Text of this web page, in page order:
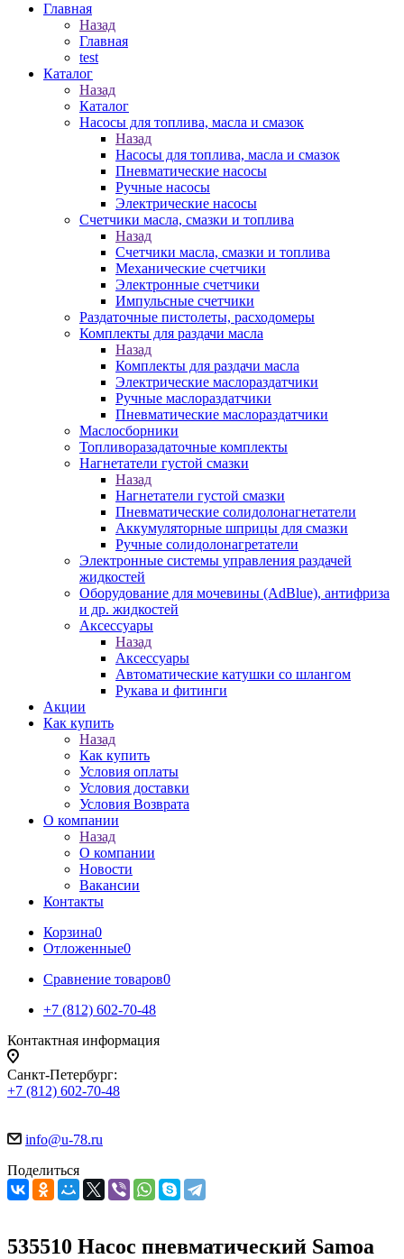
Главная
Назад
Главная
test
Каталог
Назад
Каталог
Насосы для топлива, масла и смазок
Назад
Насосы для топлива, масла и смазок
Пневматические насосы
Ручные насосы
Электрические насосы
Счетчики масла, смазки и топлива
Назад
Счетчики масла, смазки и топлива
Механические счетчики
Электронные счетчики
Импульсные счетчики
Раздаточные пистолеты, расходомеры
Комплекты для раздачи масла
Назад
Комплекты для раздачи масла
Электрические маслораздатчики
Ручные маслораздатчики
Пневматические маслораздатчики
Маслосборники
Топливоразадаточные комплекты
Нагнетатели густой смазки
Назад
Нагнетатели густой смазки
Пневматические солидолонагнетатели
Аккумуляторные шприцы для смазки
Ручные солидолонагретатели
Электронные системы управления раздачей
жидкостей
Оборудование для мочевины (AdBlue), антифриза
и др. жидкостей
Аксессуары
Назад
Аксессуары
Автоматические катушки со шлангом
Рукава и фитинги
Акции
Как купить
Назад
Как купить
Условия оплаты
Условия доставки
Условия Возврата
О компании
Назад
О компании
Новости
Вакансии
Контакты
Корзина0
Отложенные0
Сравнение товаров0
+7 (812) 602-70-48
Контактная информация
Санкт-Петербург:
+7 (812) 602-70-48
info@u-78.ru
Поделиться
535510 Насос пневматический Samoa